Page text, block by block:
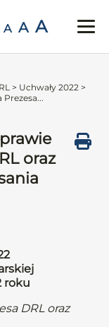
A A A
> Uchwały 2022 >
oraz
roku
DRL oraz